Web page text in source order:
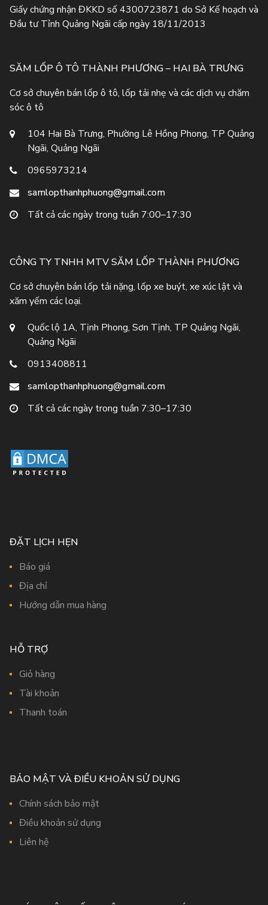
Giấy chứng nhận ĐKKD số 4300723871 do Sở Kế hoạch và
Đầu tư Tỉnh Quảng Ngãi cấp ngày 18/11/2013
SĂM LỐP Ô TÔ THÀNH PHƯƠNG – HAI BÀ TRƯNG
Cơ sở chuyên bán lốp ô tô, lốp tải nhẹ và các dịch vụ chăm
sóc ô tô
104 Hai Bà Trưng, Phường Lê Hồng Phong, TP Quảng
Ngãi, Quảng Ngãi
0965973214
samlopthanhphuong@gmail.com
Tất cả các ngày trong tuần 7:00–17:30
CÔNG TY TNHH MTV SĂM LỐP THÀNH PHƯƠNG
Cơ sở chuyên bán lốp tải nặng, lốp xe buýt, xe xúc lật và
xăm yếm các loại.
Quốc lộ 1A, Tịnh Phong, Sơn Tịnh, TP Quảng Ngãi,
Quảng Ngãi
0913408811
samlopthanhphuong@gmail.com
Tất cả các ngày trong tuần 7:30–17:30
ĐẶT LỊCH HẸN
Báo giá
Địa chỉ
Hướng dẫn mua hàng
HỖ TRỢ
Giỏ hàng
Tài khoản
Thanh toán
BẢO MẬT VÀ ĐIỀU KHOẢN SỬ DỤNG
Chính sách bảo mật
Điều khoản sử dụng
Liên hệ